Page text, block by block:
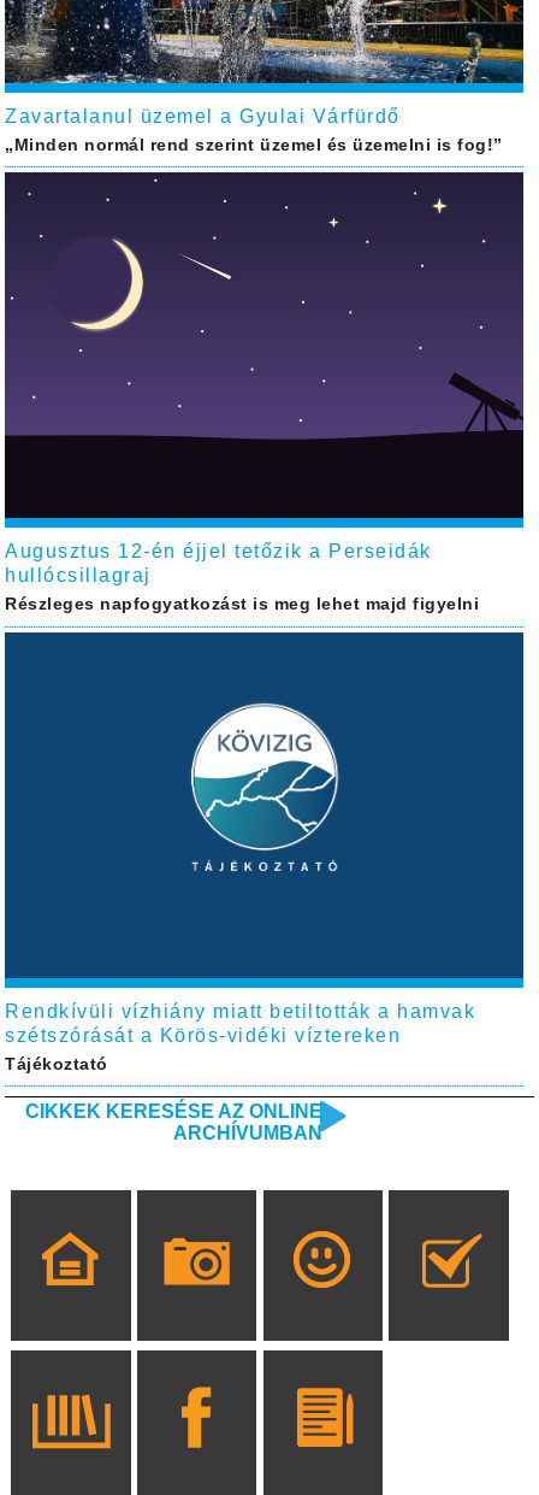
Zavartalanul üzemel a Gyulai Várfürdő
„Minden normál rend szerint üzemel és üzemelni is fog!”
Augusztus 12-én éjjel tetőzik a Perseidák
hullócsillagraj
Részleges napfogyatkozást is meg lehet majd figyelni
Rendkívüli vízhiány miatt betiltották a hamvak
szétszórását a Körös-vidéki víztereken
Tájékoztató
CIKKEK KERESÉSE AZ ONLINE
ARCHÍVUMBAN